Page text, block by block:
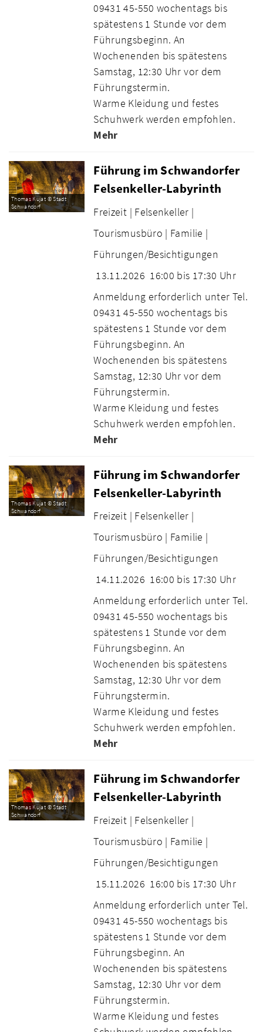
09431 45-550 wochentags bis
spätestens 1 Stunde vor dem
Führungsbeginn. An
Wochenenden bis spätestens
Samstag, 12:30 Uhr vor dem
Führungstermin.
Warme Kleidung und festes
Schuhwerk werden empfohlen.
Mehr
Thomas Kujat © Stadt
Schwandorf
Führung im Schwandorfer
Felsenkeller-Labyrinth
Freizeit | Felsenkeller |
Tourismusbüro | Familie |
Führungen/Besichtigungen
13.11.2026 16:00 bis 17:30 Uhr
Anmeldung erforderlich unter Tel.
09431 45-550 wochentags bis
spätestens 1 Stunde vor dem
Führungsbeginn. An
Wochenenden bis spätestens
Samstag, 12:30 Uhr vor dem
Führungstermin.
Warme Kleidung und festes
Schuhwerk werden empfohlen.
Mehr
Thomas Kujat © Stadt
Schwandorf
Führung im Schwandorfer
Felsenkeller-Labyrinth
Freizeit | Felsenkeller |
Tourismusbüro | Familie |
Führungen/Besichtigungen
14.11.2026 16:00 bis 17:30 Uhr
Anmeldung erforderlich unter Tel.
09431 45-550 wochentags bis
spätestens 1 Stunde vor dem
Führungsbeginn. An
Wochenenden bis spätestens
Samstag, 12:30 Uhr vor dem
Führungstermin.
Warme Kleidung und festes
Schuhwerk werden empfohlen.
Mehr
Thomas Kujat © Stadt
Schwandorf
Führung im Schwandorfer
Felsenkeller-Labyrinth
Freizeit | Felsenkeller |
Tourismusbüro | Familie |
Führungen/Besichtigungen
15.11.2026 16:00 bis 17:30 Uhr
Anmeldung erforderlich unter Tel.
09431 45-550 wochentags bis
spätestens 1 Stunde vor dem
Führungsbeginn. An
Wochenenden bis spätestens
Samstag, 12:30 Uhr vor dem
Führungstermin.
Warme Kleidung und festes